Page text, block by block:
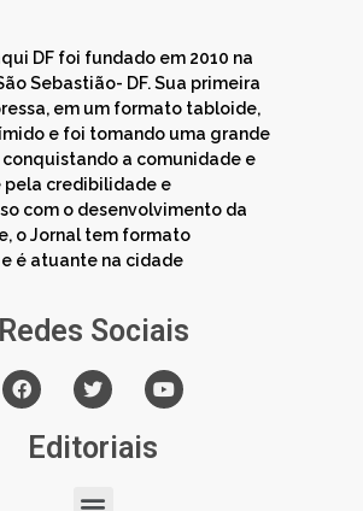
DF foi fundado em 2010 na
Sebastião- DF. Sua primeira
em um formato tabloide,
e foi tomando uma grande
a comunidade e
credibilidade e
com o desenvolvimento da
o Jornal tem formato
é atuante na cidade
Redes Sociais
Editoriais